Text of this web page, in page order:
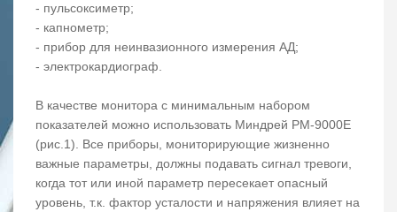
- пульсоксиметр;
- капнометр;
- прибор для неинвазионного измерения АД;
- электрокардиограф.
В качестве монитора с минимальным набором
показателей можно использовать Миндрей РМ-9000Е
(рис.1). Все приборы, мониторирующие жизненно
важные параметры, должны подавать сигнал тревоги,
когда тот или иной параметр пересекает опасный
уровень, т.к. фактор усталости и напряжения влияет на